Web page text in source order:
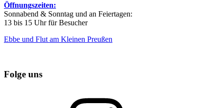
Öffnungszeiten:
Sonnabend & Sonntag und an Feiertagen:
13 bis 15 Uhr für Besucher
Ebbe und Flut am Kleinen Preußen
Folge uns